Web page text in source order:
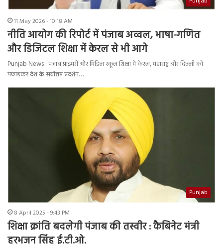
11 May 2026 - 10:18 AM
नीति आयोग की रिपोर्ट में पंजाब अव्वल, भाषा-गणित
और डिजिटल शिक्षा में केरल से भी आगे
Punjab News : पंजाब प्राइमरी और मिडिल स्कूल शिक्षा में केरल, महाराष्ट्र और दिल्ली को
पछाड़कर देश के सर्वोत्तम प्रदर्शन…
Punjab
8 April 2025 - 9:43 PM
शिक्षा क्रांति बदलेगी पंजाब की तस्वीर : कैबिनेट मंत्री
हरभजन सिंह ई.टी.ओ.